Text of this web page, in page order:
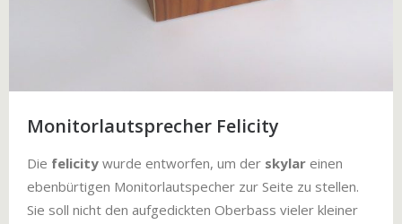
Monitorlautsprecher Felicity
Die felicity wurde entworfen, um der skylar einen
ebenbürtigen Monitorlautspecher zur Seite zu stellen.
Sie soll nicht den aufgedickten Oberbass vieler kleiner